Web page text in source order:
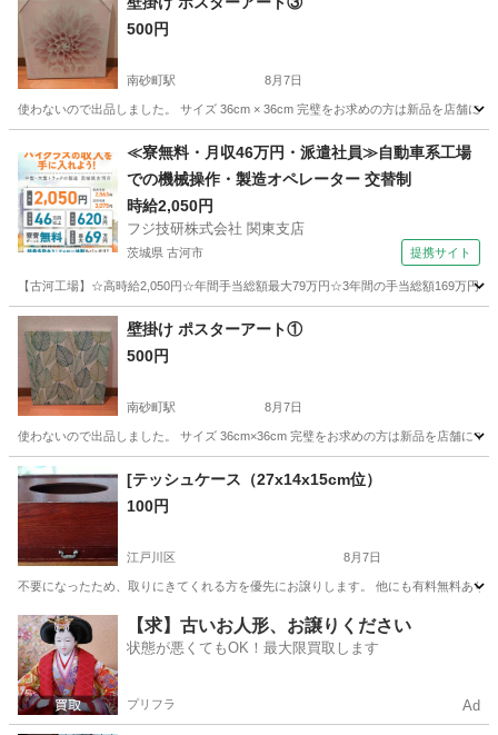
500円
南砂町駅 8月7日
使わないので出品しました。 サイズ 36cm × 36cm 完璧をお求めの方は新品を店舗に
南砂町駅 インテリア雑貨/小物 アート
≪寮無料・月収46万円・派遣社員≫自動車系工場
での機械操作・製造オペレーター 交替制
時給2,050円
フジ技研株式会社 関東支店
茨城県 古河市 提携サイト
【古河工場】☆高時給2,050円☆年間手当総額最大79万円☆3年間の手当総額169万円
茨城 古河市 その他 壁掛け ポスターアート①
500円
南砂町駅 8月7日
使わないので出品しました。 サイズ 36cm×36cm 完璧をお求めの方は新品を店舗に
東京 インテリア雑貨/小物 アート
[テッシュケース（27x14x15cm位）
100円
江戸川区 8月7日
不要になったため、取りにきてくれる方を優先にお譲りします。 他にも有料無料あり
東京 江戸川区 インテリア雑貨/小物 有料
【求】古いお人形、お譲りください
状態が悪くてもOK！最大限買取します
プリフラ Ad